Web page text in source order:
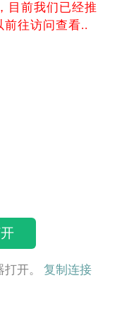
目前我们已经推
前往访问查看..
开。 复制连接